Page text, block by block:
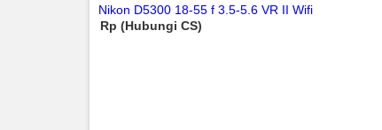
Nikon D5300 18-55 f 3.5-5.6 VR II Wifi
Rp (Hubungi CS)